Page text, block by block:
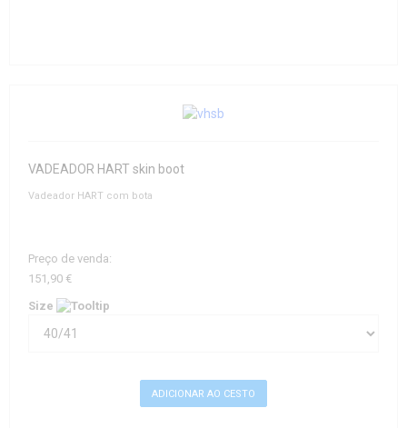
VADEADOR HART skin boot
Vadeador HART com bota
Preço de venda:
151,90 €
Size